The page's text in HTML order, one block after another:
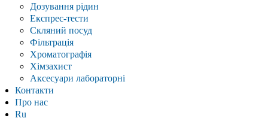
Дозування рідин
Експрес-тести
Скляний посуд
Фільтрація
Хроматографія
Хімзахист
Аксесуари лабораторні
Контакти
Про нас
Ru